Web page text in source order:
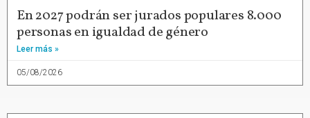
En 2027 podrán ser jurados populares 8.000
personas en igualdad de género
Leer más »
05/08/2026